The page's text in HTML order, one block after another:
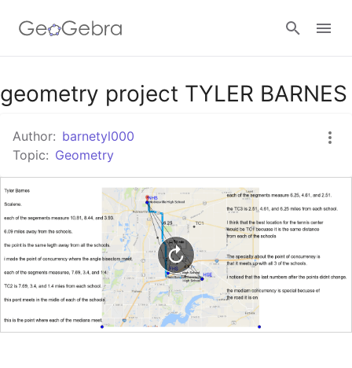
Google Classroom
GeoGebra Classroom
Sign in
geometry project TYLER BARNES
Author: barnetyl000
Topic: Geometry